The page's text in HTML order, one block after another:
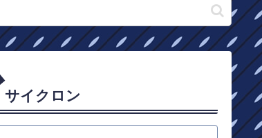
サイクロン